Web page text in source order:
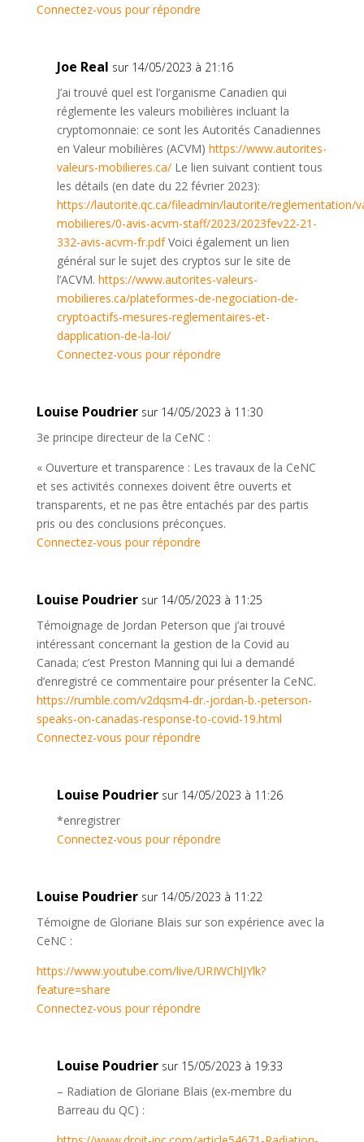
Connectez-vous pour répondre
Joe Real sur 14/05/2023 à 21:16
J’ai trouvé quel est l’organisme Canadien qui
réglemente les valeurs mobilières incluant la
cryptomonnaie: ce sont les Autorités Canadiennes
en Valeur mobilières (ACVM) https://www.autorites-
valeurs-mobilieres.ca/Le lien suivant contient tous
les détails (en date du 22 février 2023):
https://lautorite.qc.ca/fileadmin/lautorite/reglementation/
mobilieres/0-avis-acvm-staff/2023/2023fev22-21-
332-avis-acvm-fr.pdfVoici également un lien
général sur le sujet des cryptos sur le site de
l’ACVM. https://www.autorites-valeurs-
mobilieres.ca/plateformes-de-negociation-de-
cryptoactifs-mesures-reglementaires-et-
dapplication-de-la-loi/
Connectez-vous pour répondre
Louise Poudrier sur 14/05/2023 à 11:30
3e principe directeur de la CeNC :
« Ouverture et transparence : Les travaux de la CeNC
et ses activités connexes doivent être ouverts et
transparents, et ne pas être entachés par des partis
pris ou des conclusions préconçues.
Connectez-vous pour répondre
Louise Poudrier sur 14/05/2023 à 11:25
Témoignage de Jordan Peterson que j’ai trouvé
intéressant concernant la gestion de la Covid au
Canada; c’est Preston Manning qui lui a demandé
d’enregistré ce commentaire pour présenter la CeNC.
https://rumble.com/v2dqsm4-dr.-jordan-b.-peterson-
speaks-on-canadas-response-to-covid-19.html
Connectez-vous pour répondre
Louise Poudrier sur 14/05/2023 à 11:26
*enregistrer
Connectez-vous pour répondre
Louise Poudrier sur 14/05/2023 à 11:22
Témoigne de Gloriane Blais sur son expérience avec la
CeNC :
https://www.youtube.com/live/URIWChlJYlk?
feature=share
Connectez-vous pour répondre
Louise Poudrier sur 15/05/2023 à 19:33
– Radiation de Gloriane Blais (ex-membre du
Barreau du QC) :